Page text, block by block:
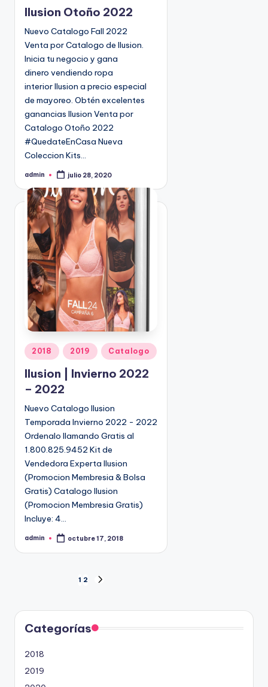
l
c
a
d
o
e
n
Ilusion Otoño 2022
Nuevo Catalogo Fall 2022
Venta por Catalogo de Ilusion.
Inicia tu negocio y gana
dinero vendiendo ropa
interior Ilusion a precio especial
de mayoreo. Obtén excelentes
ganancias Ilusion Venta por
Catalogo Otoño 2022
#QuedateEnCasa Nueva
Coleccion Kits…
P
b
c
a
d
p
o
admin julio 28, 2020
P
l
a
d
o
e
n
2018 2019 Catalogo
Ilusion | Invierno 2022
– 2022
Nuevo Catalogo Ilusion
Temporada Invierno 2022 - 2022
Ordenalo llamando Gratis al
1.800.825.9452 Kit de
Vendedora Experta Ilusion
(Promocion Membresia & Bolsa
Gratis) Catalogo Ilusion
(Promocion Membresia Gratis)
Incluye: 4…
P
b
o
admin octubre 17, 2018
a
g
1 2
I
Categorías
2018
2019